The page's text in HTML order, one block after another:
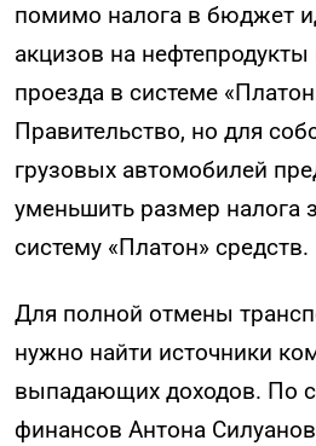
помимо налога в бюджет
акцизов на
проезда в системе
Правительство, но для
грузовых автомобилей
уменьшить размер налога
систему «Платон» средств.
Для полной отмены
нужно найти источники
выпадающих доходов. По
финансов Антона